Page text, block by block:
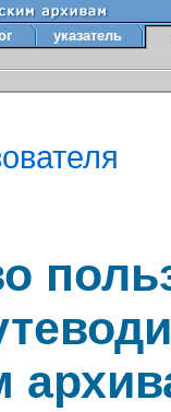
указатель